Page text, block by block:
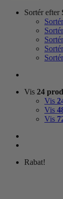
Sortér efter
Vis 24
Vis
Vis
Vis
Rabat!